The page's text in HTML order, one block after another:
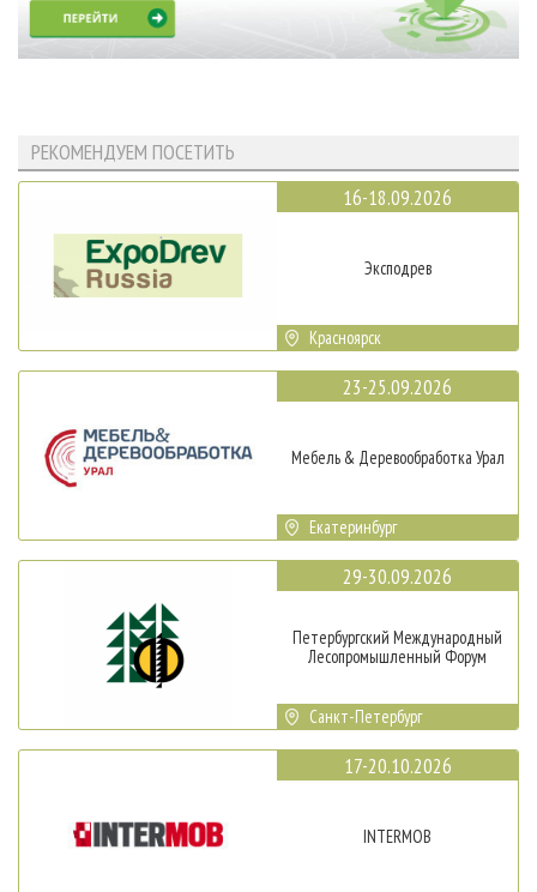
РЕКОМЕНДУЕМ ПОСЕТИТЬ
16-18.09.2026
Эксподрев
Красноярск
23-25.09.2026
Мебель & Деревообработка Урал
Екатеринбург
29-30.09.2026
Петербургский Международный
Лесопромышленный Форум
Санкт-Петербург
17-20.10.2026
INTERMOB